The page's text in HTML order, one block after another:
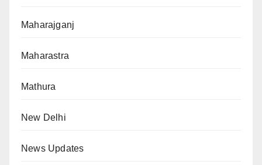
Maharajganj
Maharastra
Mathura
New Delhi
News Updates